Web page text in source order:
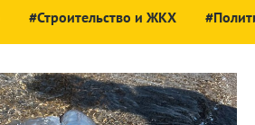
#Строительство и ЖКХ